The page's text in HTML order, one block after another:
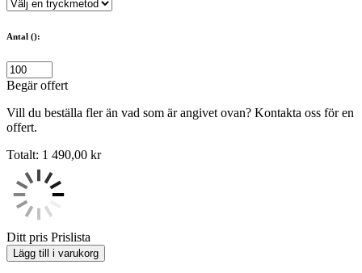
Antal ():
Begär offert
Vill du beställa fler än vad som är angivet ovan? Kontakta oss för en
offert.
Totalt: 1 490,00 kr
Ditt pris Prislista
Lägg till i varukorg